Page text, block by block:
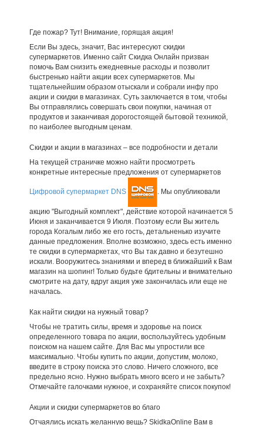
Где пожар? Тут! Внимание, горящая акция!
Если Вы здесь, значит, Вас интересуют скидки
супермаркетов. Именно сайт Скидка Онлайн призван
помочь Вам снизить ежедневные расходы и позволит
быстренько найти акции всех супермаркетов. Мы
тщательнейшим образом отыскали и собрали инфу про
акции и скидки в магазинах. Суть заключается в том, чтобы
Вы отправлялись совершать свои покупки, начиная от
продуктов и заканчивая дорогостоящей бытовой техникой,
по наиболее выгодным ценам.
Скидки и акции в магазинах – все подробности и детали
На текущей страничке можно найти просмотреть
конкретные интересные предложения от супермаркетов
Цифровой супермаркет DNS . Мы опубликовали
акцию "Выгодный комплект", действие которой начинается 5
Июня и заканчивается 9 Июля. Поэтому если Вы житель
города Когалым либо же его гость, детальненько изучите
данные предложения. Вполне возможно, здесь есть именно
те скидки в супермаркетах, что Вы так давно и безутешно
искали. Вооружитесь знаниями и вперед в ближайший к Вам
магазин на шопинг! Только будьте бдительны и внимательно
смотрите на дату, вдруг акция уже закончилась или еще не
началась.
Как найти скидки на нужный товар?
Чтобы не тратить силы, время и здоровье на поиск
определенного товара по акции, воспользуйтесь удобным
поиском на нашем сайте. Для Вас мы упростили все
максимально. Чтобы купить по акции, допустим, молоко,
введите в строку поиска это слово. Ничего сложного, все
предельно ясно. Нужно выбрать много всего и не забыть?
Отмечайте галочками нужное, и сохраняйте список покупок!
Акции и скидки супермаркетов во благо
Отчаялись искать желанную вещь? SkidkaOnline Вам в